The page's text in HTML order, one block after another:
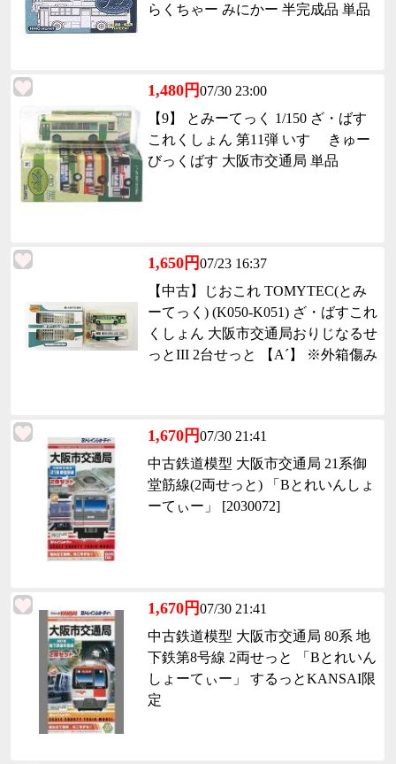
らくちゃー みにかー 半完成品 単品
1,480円07/30 23:00
【9】 とみーてっく 1/150 ざ・ばす
これくしょん 第11弾 いすゞ きゅー
びっくばす 大阪市交通局 単品
1,650円07/23 16:37
【中古】じおこれ TOMYTEC(とみ
ーてっく) (K050-K051) ざ・ばすこれ
くしょん 大阪市交通局おりじなるせ
っとIII 2台せっと 【A´】 ※外箱傷み
1,670円07/30 21:41
中古鉄道模型 大阪市交通局 21系御
堂筋線(2両せっと) 「Bとれいんしょ
ーてぃー」 [2030072]
1,670円07/30 21:41
中古鉄道模型 大阪市交通局 80系 地
下鉄第8号線 2両せっと 「Bとれいん
しょーてぃー」 するっとKANSAI限
定